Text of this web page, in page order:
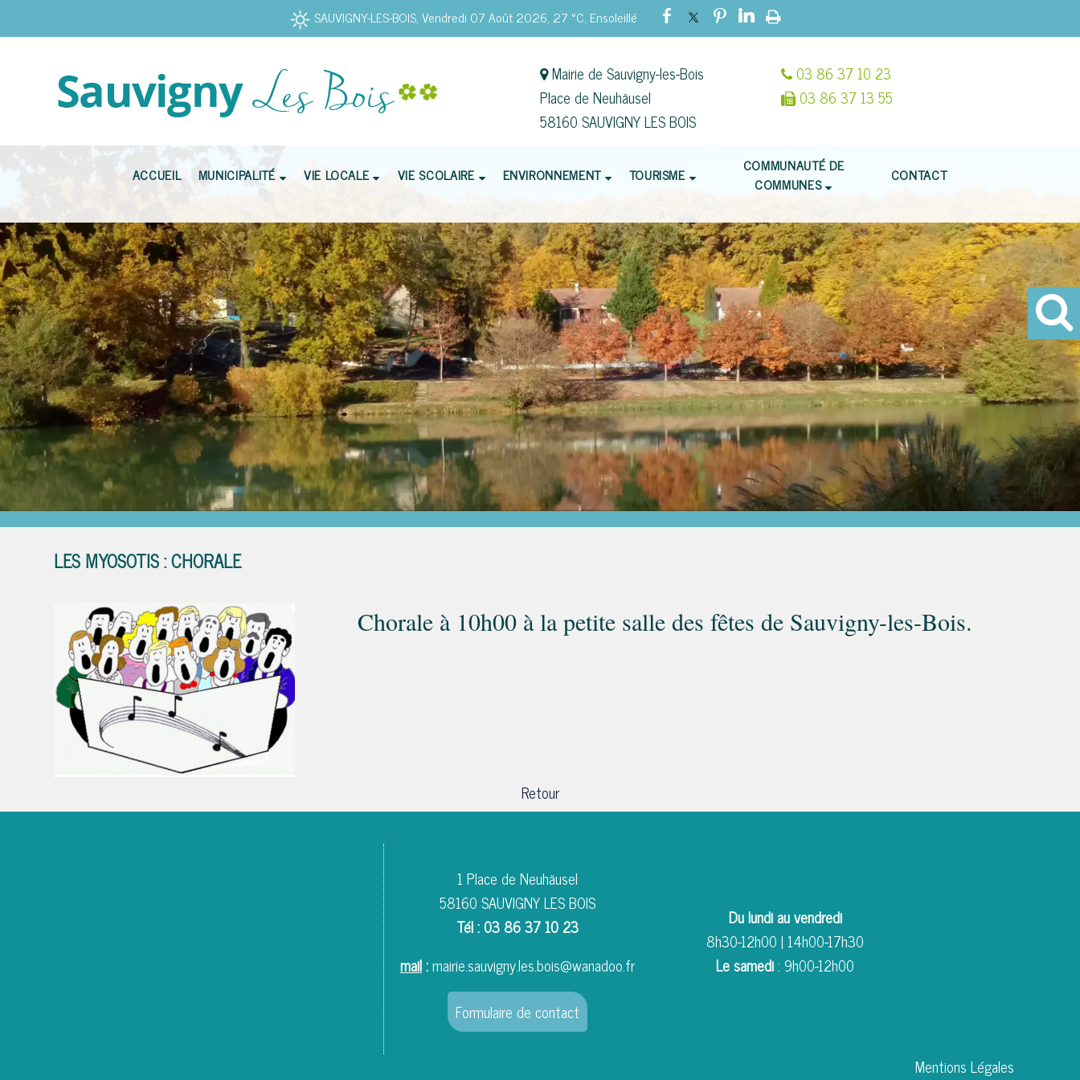
SAUVIGNY-LES-BOIS, Vendredi 07 Août 2026, 27 °C, Ensoleillé
Mairie de Sauvigny-les-Bois
Place de Neuhäusel
58160 SAUVIGNY LES BOIS
03 86 37 10 23
03 86 37 13 55
ACCUEIL MUNICIPALITÉ VIE LOCALE VIE SCOLAIRE ENVIRONNEMENT TOURISME
COMMUNAUTÉ DE
COMMUNES
CONTACT
LES MYOSOTIS : CHORALE
Chorale à 10h00 à la petite salle des fêtes de Sauvigny-les-Bois.
Retour
1 Place de Neuhäusel
58160 SAUVIGNY LES BOIS
Tél : 03 86 37 10 23
mail:mairie.sauvigny.les.bois@wanadoo.fr
Formulaire de contact
Du lundi au vendredi
8h30-12h00 | 14h00-17h30
Le samedi: 9h00-12h00
Mentions Légales